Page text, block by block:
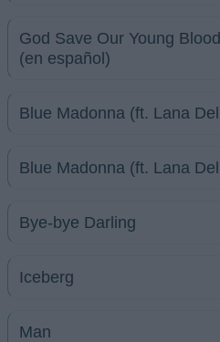
God Save Our Young
(en español)
Blue Madonna (ft. Lana
Blue Madonna (ft. Lana
Bye-bye Darling
Iceberg
Man